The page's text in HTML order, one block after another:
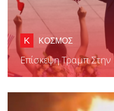
Κ ΚΟΣΜΟΣ
Τελετή Αγίου Φωτός:
Πανάγιο Τάφο Με Το